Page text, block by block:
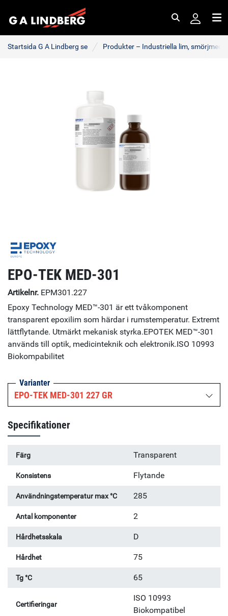
Startsida G A Lindberg se Produkter – Industriella lim,
EPO-TEK MED-301
Artikelnr. EPM301.227
Epoxy Technology MED™-301 är ett tvåkomponent
transparent epoxilim som härdar i rumstemperatur. Extremt
lättflytande. Utmärkt mekanisk styrka.EPOTEK MED™-301
används till optik, medicinteknik och elektronik.ISO 10993
Biokompabilitet
Varianter
EPO-TEK MED-301 227 GR
Specifikationer
Färg Transparent
Konsistens Flytande
Användningstemperatur max °C 285
Antal komponenter 2
Hårdhetsskala D
Hårdhet 75
Tg °C 65
Certifieringar
ISO 10993
Biokompatibel